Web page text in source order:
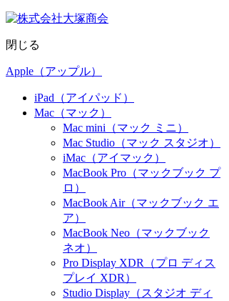
閉じる
Apple（アップル）
iPad（アイパッド）
Mac（マック）
Mac mini（マック ミニ）
Mac Studio（マック スタジオ）
iMac（アイマック）
MacBook Pro（マックブック プ
ロ）
MacBook Air（マックブック エ
ア）
MacBook Neo（マックブック
ネオ）
Pro Display XDR（プロ ディス
プレイ XDR）
Studio Display（スタジオ ディ